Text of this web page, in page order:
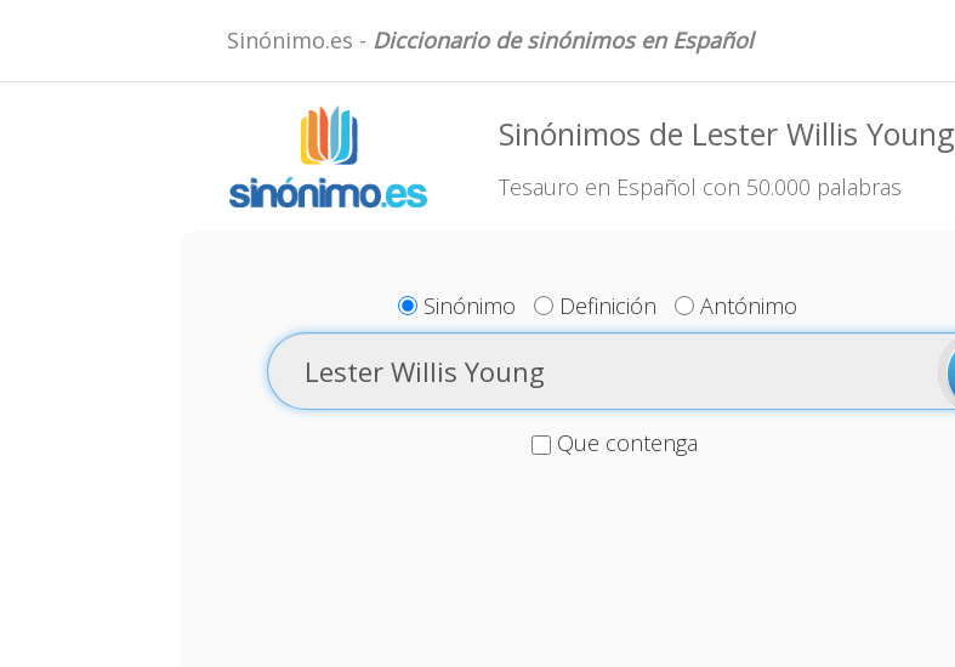
Sinónimo.es - Diccionario de sinónimos en Español
Sinónimos de Lester Willis Young
Tesauro en Español con 50.000 palabras
Sinónimo Definición Antónimo
Que contenga